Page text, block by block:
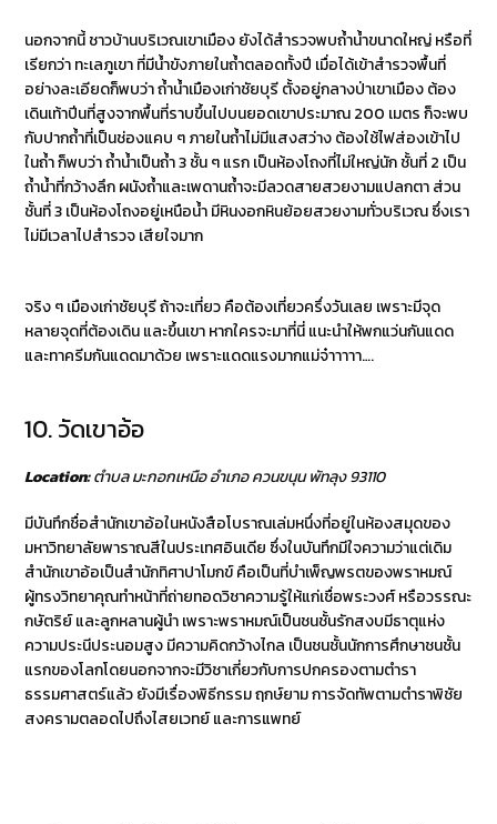
นอกจากนี้ ชาวบ้านบริเวณเขาเมือง ยังได้สำรวจพบถ้ำน้ำขนาดใหญ่ หรือที่
เรียกว่า ทะเลภูเขา ที่มีน้ำขังภายในถ้ำตลอดทั้งปี เมื่อได้เข้าสำรวจพื้นที่
อย่างละเอียดก็พบว่า ถ้ำน้ำเมืองเก่าชัยบุรี ตั้งอยู่กลางป่าเขาเมือง ต้อง
เดินเท้าปีนที่สูงจากพื้นที่ราบขึ้นไปบนยอดเขาประมาณ 200 เมตร ก็จะพบ
กับปากถ้ำที่เป็นช่องแคบ ๆ ภายในถ้ำไม่มีแสงสว่าง ต้องใช้ไฟส่องเข้าไป
ในถ้ำ ก็พบว่า ถ้ำน้ำเป็นถ้ำ 3 ชั้น ๆ แรก เป็นห้องโถงที่ไม่ใหญ่นัก ชั้นที่ 2 เป็น
ถ้ำน้ำที่กว้างลึก ผนังถ้ำและเพดานถ้ำจะมีลวดสายสวยงามแปลกตา ส่วน
ชั้นที่ 3 เป็นห้องโถงอยู่เหนือน้ำ มีหินงอกหินย้อยสวยงามทั่วบริเวณ ซึ่งเรา
ไม่มีเวลาไปสำรวจ เสียใจมาก
จริง ๆ เมืองเก่าชัยบุรี ถ้าจะเที่ยว คือต้องเที่ยวครึ่งวันเลย เพราะมีจุด
หลายจุดที่ต้องเดิน และขึ้นเขา หากใครจะมาที่นี่ แนะนำให้พกแว่นกันแดด
และทาครีมกันแดดมาด้วย เพราะแดดแรงมากแม่จ๋าาาาา….
10. วัดเขาอ้อ
Location:ตำบล มะกอกเหนือ อำเภอ ควนขนุน พัทลุง 93110
มีบันทึกชื่อสำนักเขาอ้อในหนังสือโบราณเล่มหนึ่งที่อยู่ในห้องสมุดของ
มหาวิทยาลัยพาราณสีในประเทศอินเดีย ซึ่งในบันทึกมีใจความว่าแต่เดิม
สำนักเขาอ้อเป็นสำนักทิศาปาโมกข์ คือเป็นที่บำเพ็ญพรตของพราหมณ์
ผู้ทรงวิทยาคุณทำหน้าที่ถ่ายทอดวิชาความรู้ให้แก่เชื่อพระวงศ์ หรือวรรณะ
กษัตริย์ และลูกหลานผู้นำ เพราะพราหมณ์เป็นชนชั้นรักสงบมีธาตุแห่ง
ความประนีประนอมสูง มีความคิดกว้างไกล เป็นชนชั้นนักการศึกษาชนชั้น
แรกของโลกโดยนอกจากจะมีวิชาเกี่ยวกับการปกครองตามตำรา
ธรรมศาสตร์แล้ว ยังมีเรื่องพิธีกรรม ฤกษ์ยาม การจัดทัพตามตำราพิชัย
สงครามตลอดไปถึงไสยเวทย์ และการแพทย์